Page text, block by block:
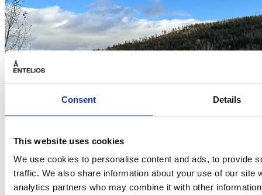
Consent Details
This website uses cookies
We use cookies to personalise content and ads, to provide
traffic. We also share information about your use of our site
analytics partners who may combine it with other
Lindum